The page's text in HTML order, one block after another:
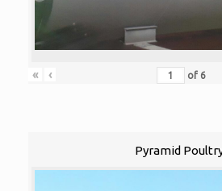
« ‹ of 6
Pyramid